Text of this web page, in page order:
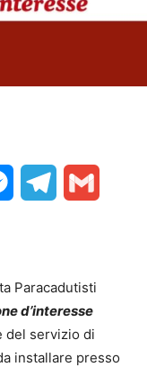
MessengerTelegram
Paracadutisti
d’interesse
del servizio di
installare presso